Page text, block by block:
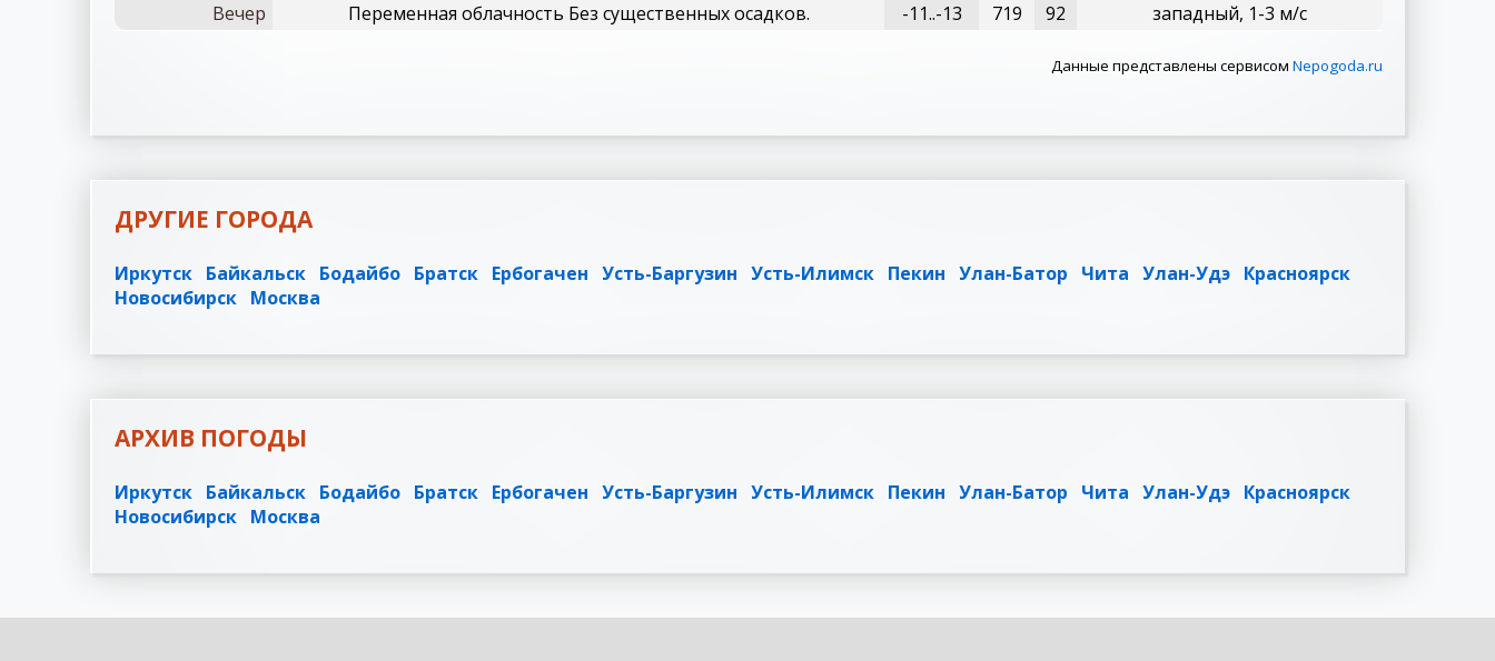
Вечер
Переменная облачность Без существенных осадков. -11..-13 719 92 западный, 1-3 м/с
Данные представлены сервисом Nepogoda.ru
ДРУГИЕ ГОРОДА
Иркутск Байкальск Бодайбо Братск Ербогачен Усть-Баргузин Усть-Илимск Пекин Улан-Батор Чита Улан-Удэ Красноярск
Новосибирск Москва
АРХИВ ПОГОДЫ
Иркутск Байкальск Бодайбо Братск Ербогачен Усть-Баргузин Усть-Илимск Пекин Улан-Батор Чита Улан-Удэ Красноярск
Новосибирск Москва